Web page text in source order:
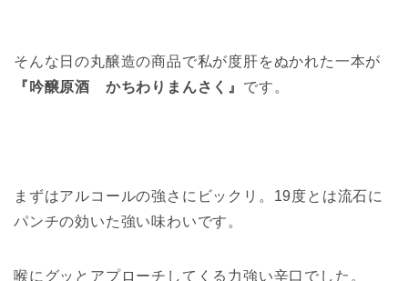
そんな日の丸醸造の商品で私が度肝をぬかれた一本が
『吟醸原酒 かちわりまんさく』 です。
まずはアルコールの強さにビックリ。19度とは流石に
パンチの効いた強い味わいです。
喉にグッとアプローチしてくる力強い辛口でした。